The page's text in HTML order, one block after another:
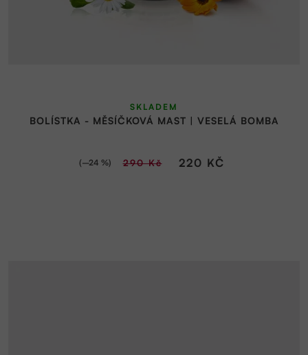
BOLÍSTKA - MĚSÍČKOVÁ MAST | VESELÁ BOMBA
SKLADEM
220 KČ
290 Kč
(–24 %)